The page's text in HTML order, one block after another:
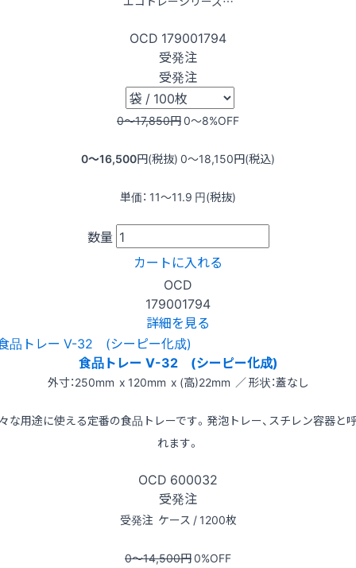
OCD 179001794
受発注
受発注
0〜17,850円0〜8%OFF
0〜16,500円(税抜) 0〜18,150円(税込)
単価： 11〜11.9 円(税抜)
数量
カートに入れる
OCD
179001794
詳細を見る
食品トレー V-32 (シーピー化成)
外寸：250mm x 120mm x (高)22mm ／ 形状：蓋なし
な用途に使える定番の食品トレーです。発泡トレー、スチレン容器と
れます。
OCD 600032
受発注
受発注 ケース / 1200枚
0〜14,500円0%OFF